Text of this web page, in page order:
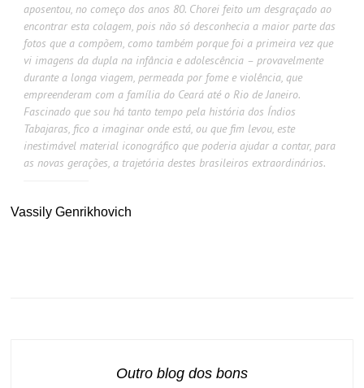
aposentou, no começo dos anos 80. Chorei feito um desgraçado ao
encontrar esta colagem, pois não só desconhecia a maior parte das
fotos que a compõem, como também porque foi a primeira vez que
vi imagens da dupla na infância e adolescência – provavelmente
durante a longa viagem, permeada por fome e violência, que
empreenderam com a família do Ceará até o Rio de Janeiro.
Fascinado que sou há tanto tempo pela história dos Índios
Tabajaras, fico a imaginar onde está, ou que fim levou, este
inestimável material iconográfico que poderia ajudar a contar, para
as novas gerações, a trajetória destes brasileiros extraordinários.
Vassily Genrikhovich
Outro blog dos bons